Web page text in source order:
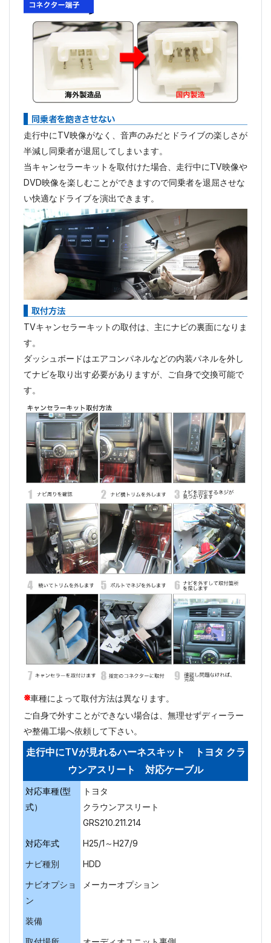
走行中にTV映像がなく、音声のみだとドライブの楽しさが
半減し同乗者が退屈してしまいます。
当キャンセラーキットを取付けた場合、走行中にTV映像や
DVD映像を楽しむことができますので同乗者を退屈させな
い快適なドライブを演出できます。
TVキャンセラーキットの取付は、主にナビの裏面になりま
す。
ダッシュボードはエアコンパネルなどの内装パネルを外し
てナビを取り出す必要がありますが、ご自身で交換可能で
す。
※車種によって取付方法は異なります。
ご自身で外すことができない場合は、無理せずディーラー
や整備工場へ依頼して下さい。
走行中にTVが見れるハーネスキット トヨタ クラ
ウンアスリート 対応ケーブル
対応車種(型
式）
トヨタ
クラウンアスリート
GRS210.211.214
対応年式
H25/1～H27/9
ナビ種別
HDD
ナビオプショ
ン
メーカーオプション
装備